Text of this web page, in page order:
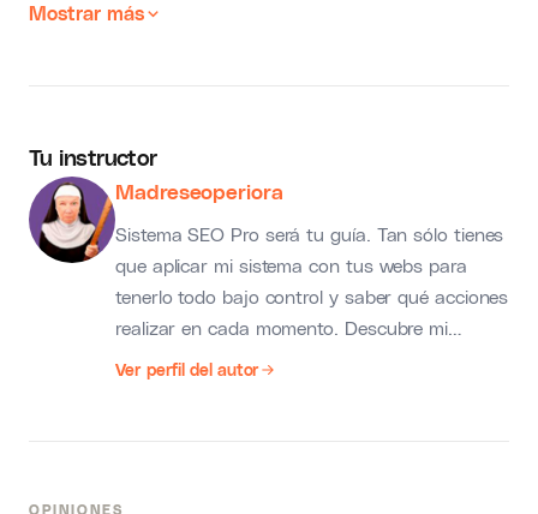
Mostrar más
Tu instructor
Madreseoperiora
Sistema SEO Pro será tu guía. Tan sólo tienes
que aplicar mi sistema con tus webs para
tenerlo todo bajo control y saber qué acciones
realizar en cada momento. Descubre mi
metodología para gestionar y escalar webs de
Ver perfil del autor
OPINIONES